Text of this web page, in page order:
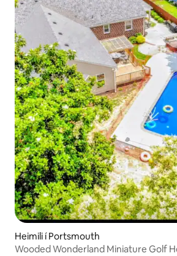
Heimili í Portsmouth
Wooded Wonderland Miniature Golf Heitur pottur